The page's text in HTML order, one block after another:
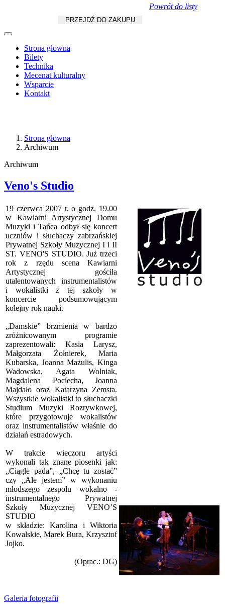
PRZEJDŹ DO ZAKUPU
Strona główna
Bilety
Technika
Mecenat kulturalny
Wsparcie
Kontakt
Strona główna
Archiwum
Archiwum
Veno's Studio
Powrót do listy
19 czerwca 2007 r. o godz. 19.00
w Kawiarni Artystycznej Domu
Muzyki i Tańca odbył się koncert
uczniów i słuchaczy zabrzańskiej
Prywatnej Szkoły Muzycznej I i II
ST. VENO'S STUDIO. Już trzeci
rok z rzędu scena Kawiarni
Artystycznej gościła
utalentowanych instrumentalistów
i wokalistki z tej szkoły w
koncercie podsumowującym
kolejny rok nauki.
„Damskie” brzmienia w bardzo
zróżnicowanym programie
zaprezentowali: Kasia Larysz,
Małgorzata Żołnierek, Maria
Kubarska, Joanna Mażulis, Kinga
Wadowska, Agata Wolniak,
Magdalena Pociecha, Joanna
Majdało oraz Katarzyna Zemsta.
Wszystkie wokalistki to słuchaczki
Studium Muzyki Rozrywkowej,
które przygotowuje wokalistów
oraz instrumentalistów właśnie do
działań estradowych.
W trakcie wieczoru artyści
wykonali tak znane piosenki jak:
„Ciągle pada”, „Chcę tu zostać”
czy „Ale jestem” w wykonaniu
młodszego zespołu wokalno -
instrumentalnego Prywatnej
Szkoły Muzycznej VENO’S
STUDIO
w składzie: Karolina i Wiktoria
Kowalskie, Marek Bura, Krzysztof
Jojko.
(Oprac.: DG)
Galeria fotografii